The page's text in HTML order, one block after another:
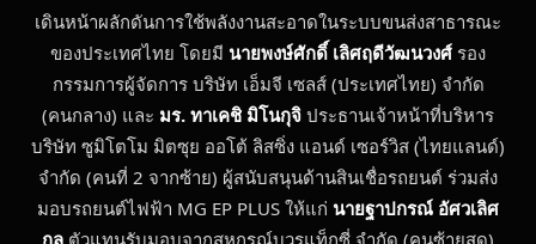
เดินหน้าผลักดันการใช้พลังงานสะอาดในระบบขนส่งสาธารณะ
ของประเทศไทย โดยมี นายพงษ์ศักดิ์ เลิศฤดีวัฒนวงศ์ รอง
กรรมการผู้จัดการ บริษัท เอ็มจี เซลส์ (ประเทศไทย) จำกัด
(คนกลาง) และ มร. ทาเคชิ มิโนกุจิ ประธานเจ้าหน้าที่บริหาร
บริษัท ซูมิโตโม มิตซุย ออโต้ ลิสซิ่ง แอนด์ เซอร์วิส (ไทยแลนด์)
จำกัด (คนที่ 2 จากซ้าย) ผู้สนับสนุนด้านสินเชื่อรถยนต์ ร่วมส่ง
มอบรถยนต์ไฟฟ้า MG EP PLUS ให้แก่ นายฐาปกรณ์ อัศวเลิศ